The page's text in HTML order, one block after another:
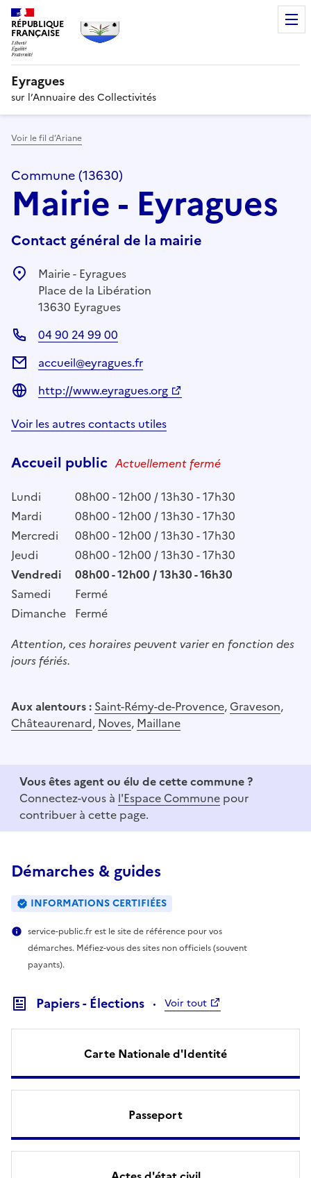
RÉPUBLIQUE
FRANÇAISE
Eyragues
sur l’Annuaire des Collectivités
Voir le fil d’Ariane
Commune (13630)
Mairie - Eyragues
Contact général de la mairie
Mairie - Eyragues
Place de la Libération
13630 Eyragues
04 90 24 99 00
accueil@eyragues.fr
http://www.eyragues.org
Voir les autres contacts utiles
Accueil public Actuellement fermé
Lundi
08h00 - 12h00 / 13h30 - 17h30
Mardi
08h00 - 12h00 / 13h30 - 17h30
Mercredi
08h00 - 12h00 / 13h30 - 17h30
Jeudi
08h00 - 12h00 / 13h30 - 17h30
Vendredi
08h00 - 12h00 / 13h30 - 16h30
Samedi
Fermé
Dimanche Fermé
Attention, ces horaires peuvent varier en fonction des
jours fériés.
Aux alentours : Saint-Rémy-de-Provence,Graveson,
Châteaurenard, Noves, Maillane
Vous êtes agent ou élu de cette commune ?
Connectez-vous à l'Espace Commune pour
contribuer à cette page.
Démarches & guides
INFORMATIONS CERTIFIÉES
service-public.fr est le site de référence pour vos
démarches. Méfiez-vous des sites non officiels (souvent
payants).
Papiers - Élections Voir tout
Carte Nationale d'Identité
Passeport